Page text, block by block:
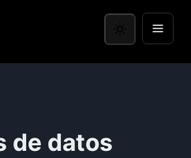
de datos